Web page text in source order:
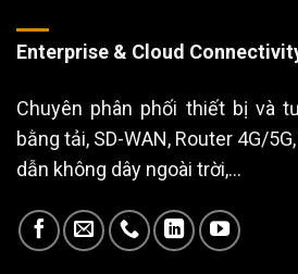
Enterprise & Cloud
Chuyên phân phối thiết bị và
bằng tải, SD-WAN, Router 4G/
dẫn không dây ngoài trời,...